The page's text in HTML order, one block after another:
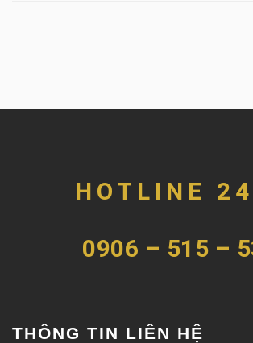
HOTLINE
0906 – 515 –
THÔNG TIN LIÊN HỆ